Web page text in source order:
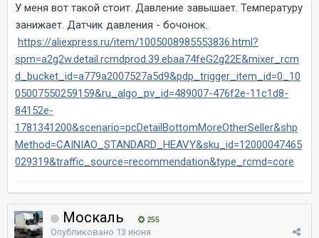
У меня вот такой стоит. Давление завышает. Температуру
занижает. Датчик давления - бочонок.
https://aliexpress.ru/item/1005008985553836.html?
spm=a2g2w.detail.rcmdprod.39.ebaa74feG2g22E&mixer_rcm
d_bucket_id=a779a2007527a5d9&pdp_trigger_item_id=0_10
05007550259159&ru_algo_pv_id=489007-476f2e-11c1d8-
84152e-
1781341200&scenario=pcDetailBottomMoreOtherSeller&shp
Method=CAINIAO_STANDARD_HEAVY&sku_id=12000047465
029319&traffic_source=recommendation&type_rcmd=core
Москаль 255
Опубликовано 13 июня